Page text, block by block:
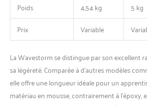
Poids
4,54 kg 5 kg
Prix
Variable
La Wavestorm se distingue par son excellent
sa légèreté. Comparée à d’autres modèles
elle offre une longueur idéale pour un
matériau en mousse, contrairement à l’époxy,